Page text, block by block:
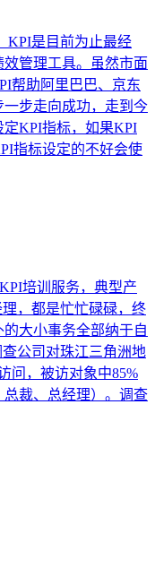
KPI是目前为止最经
管理工具。虽然市面
帮助阿里巴巴、京东
步走向成功，走到今
KPI指标，如果KPI
指标设定的不好会使
培训服务，典型产
，都是忙忙碌碌，终
大小事务全部纳于自
公司对珠江三角洲地
问，被访对象中85%
裁、总经理）。调查